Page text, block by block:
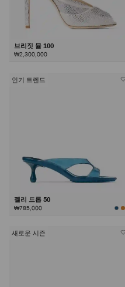
브리짓 뮬 100
₩2,300,000
인기 트렌드
젤리 드롭 50
₩785,000
새로운 시즌